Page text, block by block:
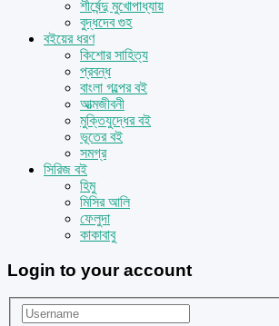
শীর্ষেন্দু মুখোপাধ্যায়
বুদ্ধদেব গুহ
বইয়ের ধরণ
কিশোর সাহিত্য
প্রবন্ধ
বাংলা গল্পের বই
আত্মজীবনী
মুক্তিযুদ্ধের বই
ভূতের বই
সমগ্র
সিরিজ বই
হিমু
মিসির আলি
ফেলুদা
কাকাবাবু
Login to your account